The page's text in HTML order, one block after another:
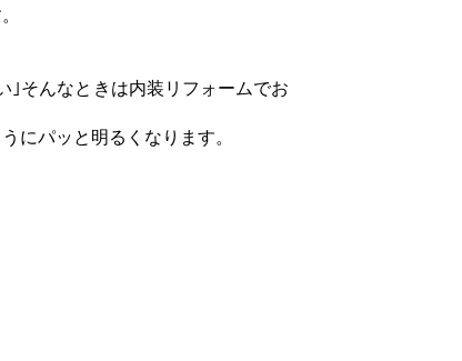
｣そんなときは内装リフォームでお
にパッと明るくなります。